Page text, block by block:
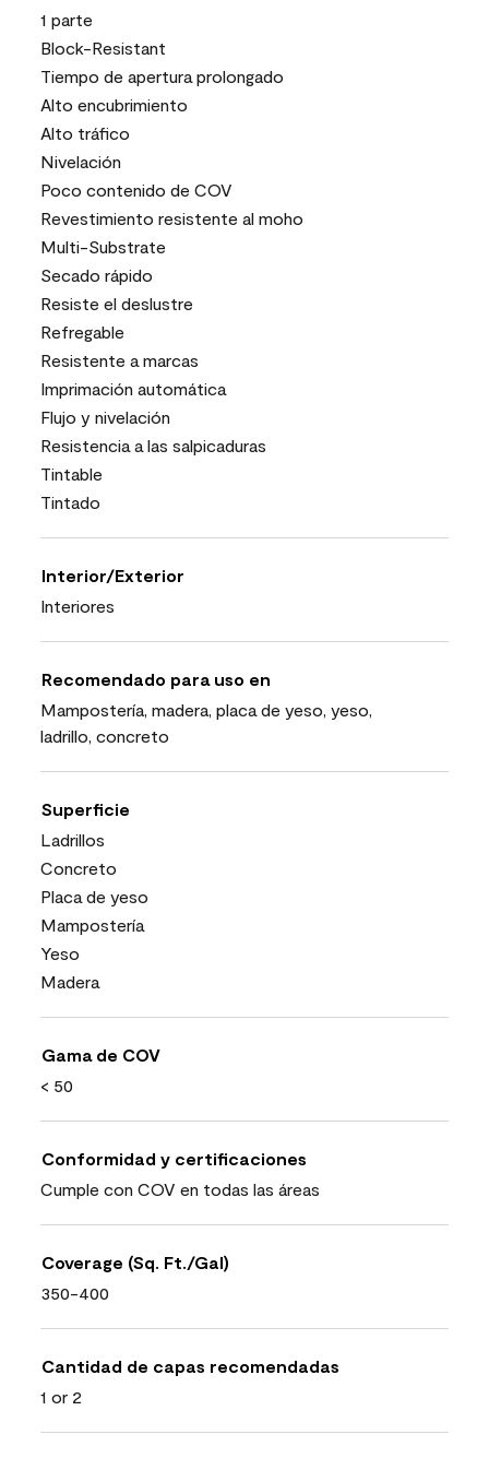
1 parte
Block-Resistant
Tiempo de apertura prolongado
Alto encubrimiento
Alto tráfico
Nivelación
Poco contenido de COV
Revestimiento resistente al moho
Multi-Substrate
Secado rápido
Resiste el deslustre
Refregable
Resistente a marcas
Imprimación automática
Flujo y nivelación
Resistencia a las salpicaduras
Tintable
Tintado
Interior/Exterior
Interiores
Recomendado para uso en
Mampostería, madera, placa de yeso, yeso,
ladrillo, concreto
Superficie
Ladrillos
Concreto
Placa de yeso
Mampostería
Yeso
Madera
Gama de COV
< 50
Conformidad y certificaciones
Cumple con COV en todas las áreas
Coverage (Sq. Ft./Gal)
350-400
Cantidad de capas recomendadas
1 or 2